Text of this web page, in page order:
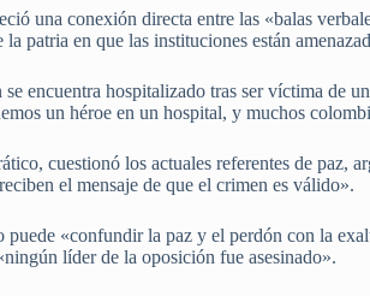
una conexión directa entre las «balas
patria en que las instituciones están
encuentra hospitalizado tras ser víctima de
un héroe en un hospital, y muchos
cuestionó los actuales referentes de paz,
el mensaje de que el crimen es válido».
«confundir la paz y el perdón con la
líder de la oposición fue asesinado».